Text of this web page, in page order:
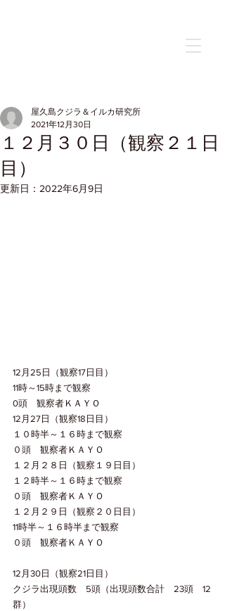
１２月３０日（観察２１日
目）
屋久島クジラ＆イルカ研究所
2021年12月30日
更新日： 2022年6月9日
12月25日（観察17日目）
11時～15時まで観察
0頭　観察者ＫＡＹＯ
12月27日（観察18日目）
１０時半～１６時まで観察
０頭　観察者ＫＡＹＯ
１２月２８日（観察１９日目）
１２時半～１６時まで観察
０頭　観察者ＫＡＹＯ
１２月２９日（観察２０日目）
11時半～１６時半まで観察
０頭　観察者ＫＡＹＯ
12月30日（観察21日目）
クジラ出現頭数　5頭（出現頭数合計　23頭　12
群）